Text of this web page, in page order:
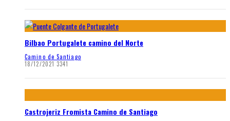
Bilbao Portugalete camino del Norte
Camino de Santiago
18/12/2021 3341
Castrojeriz Fromista Camino de Santiago